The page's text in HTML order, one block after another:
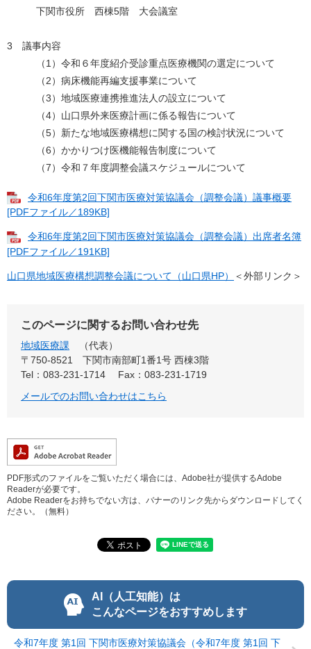
下関市役所 西棟5階 大会議室
3 議事内容
（1）令和６年度紹介受診重点医療機関の選定について
（2）病床機能再編支援事業について
（3）地域医療連携推進法人の設立について
（4）山口県外来医療計画に係る報告について
（5）新たな地域医療構想に関する国の検討状況について
（6）かかりつけ医機能報告制度について
（7）令和７年度調整会議スケジュールについて
令和6年度第2回下関市医療対策協議会（調整会議）議事概要
[PDFファイル／189KB]
令和6年度第2回下関市医療対策協議会（調整会議）出席者名簿
[PDFファイル／191KB]
山口県地域医療構想調整会議について（山口県HP） ＜外部リンク＞
このページに関するお問い合わせ先
地域医療課
代表
〒750-8521
下関市南部町1番1号 西棟3階
Tel：083-231-1714
Fax：083-231-1719
メールでのお問い合わせはこちら
PDF形式のファイルをご覧いただく場合には、Adobe社が提供するAdobe
Readerが必要です。
Adobe Readerをお持ちでない方は、バナーのリンク先からダウンロードしてく
ださい。（無料）
AI（人工知能）は
こんなページをおすすめします
令和7年度 第1回 下関市医療対策協議会（令和7年度 第1回 下